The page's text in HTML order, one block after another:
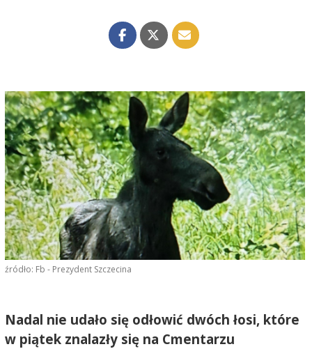
źródło: Fb - Prezydent Szczecina
Nadal nie udało się odłowić dwóch łosi, które
w piątek znalazły się na Cmentarzu